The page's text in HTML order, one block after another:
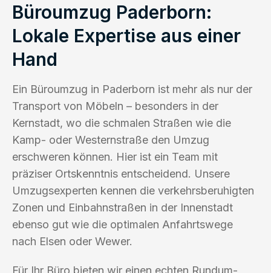
Büroumzug Paderborn:
Lokale Expertise aus einer
Hand
Ein Büroumzug in Paderborn ist mehr als nur der
Transport von Möbeln – besonders in der
Kernstadt, wo die schmalen Straßen wie die
Kamp- oder Westernstraße den Umzug
erschweren können. Hier ist ein Team mit
präziser Ortskenntnis entscheidend. Unsere
Umzugsexperten kennen die verkehrsberuhigten
Zonen und Einbahnstraßen in der Innenstadt
ebenso gut wie die optimalen Anfahrtswege
nach Elsen oder Wewer.
Für Ihr Büro bieten wir einen echten Rundum-